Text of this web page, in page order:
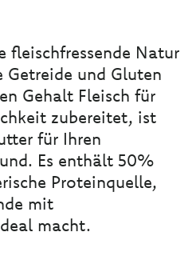
fleischfressende Natur
Getreide und Gluten
Gehalt Fleisch für
zubereitet, ist
für Ihren
Es enthält 50%
Proteinquelle,
mit
macht.